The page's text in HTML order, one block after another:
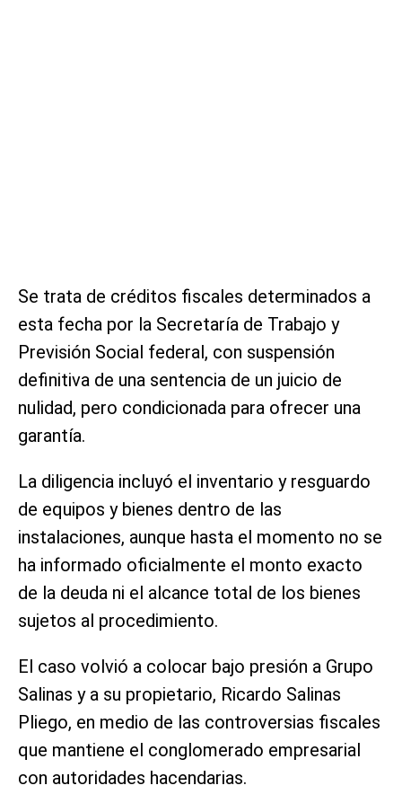
Se trata de créditos fiscales determinados a
esta fecha por la Secretaría de Trabajo y
Previsión Social federal, con suspensión
definitiva de una sentencia de un juicio de
nulidad, pero condicionada para ofrecer una
garantía.
La diligencia incluyó el inventario y resguardo
de equipos y bienes dentro de las
instalaciones, aunque hasta el momento no se
ha informado oficialmente el monto exacto
de la deuda ni el alcance total de los bienes
sujetos al procedimiento.
El caso volvió a colocar bajo presión a Grupo
Salinas y a su propietario, Ricardo Salinas
Pliego, en medio de las controversias fiscales
que mantiene el conglomerado empresarial
con autoridades hacendarias.